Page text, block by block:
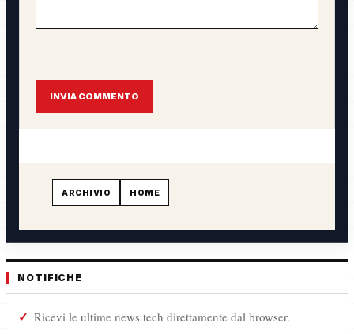
INVIA COMMENTO
ARCHIVIO HOME
NOTIFICHE
Ricevi le ultime news tech direttamente dal browser.